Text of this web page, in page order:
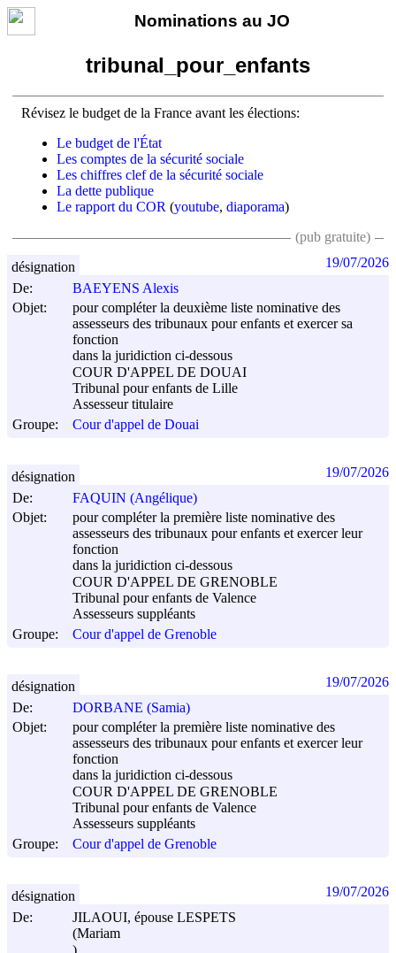
Nominations au JO
tribunal_pour_enfants
Révisez le budget de la France avant les élections:
Le budget de l'État
Les comptes de la sécurité sociale
Les chiffres clef de la sécurité sociale
La dette publique
Le rapport du COR (youtube, diaporama)
(pub gratuite)
De:
BAEYENS Alexis
Objet:
pour compléter la deuxième liste nominative des
assesseurs des tribunaux pour enfants et exercer sa
fonction
dans la juridiction ci-dessous
COUR D'APPEL DE DOUAI
Tribunal pour enfants de Lille
Assesseur titulaire
Groupe:
Cour d'appel de Douai
désignation 19/07/2026
De:
FAQUIN (Angélique)
Objet:
pour compléter la première liste nominative des
assesseurs des tribunaux pour enfants et exercer leur
fonction
dans la juridiction ci-dessous
COUR D'APPEL DE GRENOBLE
Tribunal pour enfants de Valence
Assesseurs suppléants
Groupe:
Cour d'appel de Grenoble
désignation 19/07/2026
De:
DORBANE (Samia)
Objet:
pour compléter la première liste nominative des
assesseurs des tribunaux pour enfants et exercer leur
fonction
dans la juridiction ci-dessous
COUR D'APPEL DE GRENOBLE
Tribunal pour enfants de Valence
Assesseurs suppléants
Groupe:
Cour d'appel de Grenoble
désignation 19/07/2026
De:
JILAOUI, épouse LESPETS
(Mariam
)
désignation 19/07/2026